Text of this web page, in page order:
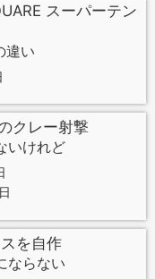
スーパーテン
違い
クレー射撃
いけれど
を自作
ならない